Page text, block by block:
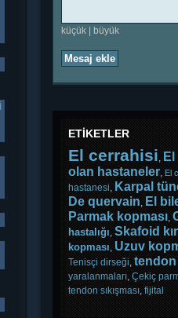
küçük büyük
Mesaj ekle
ETİKETLER
El cerrahisi,El
olan hastaneler,El
hastanesi,Karpal
De quervain,El
Parmak kopması,
hastalığı,Skafoid
kopması,Uzuv
Tenisçi dirseği,
yaralanmaları,Çekiç
tendon sıkışması,fijital